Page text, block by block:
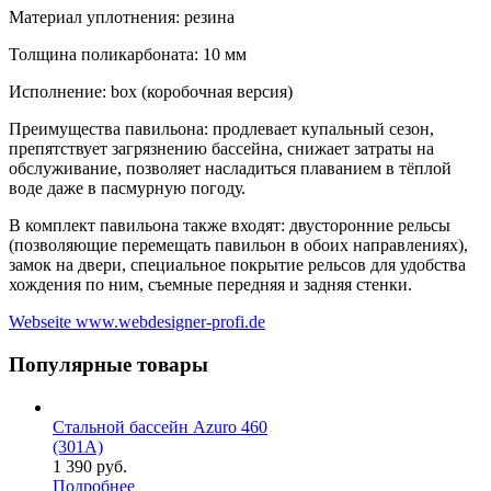
Материал уплотнения: резина
Толщина поликарбоната: 10 мм
Исполнение: box (коробочная версия)
Преимущества павильона: продлевает купальный сезон,
препятствует загрязнению бассейна, снижает затраты на
обслуживание, позволяет насладиться плаванием в тёплой
воде даже в пасмурную погоду.
В комплект павильона также входят: двусторонние рельсы
(позволяющие перемещать павильон в обоих направлениях),
замок на двери, специальное покрытие рельсов для удобства
хождения по ним, съемные передняя и задняя стенки.
Webseite www.webdesigner-profi.de
Популярные товары
Стальной бассейн Azuro 460
(301A)
1 390 руб.
Подробнее